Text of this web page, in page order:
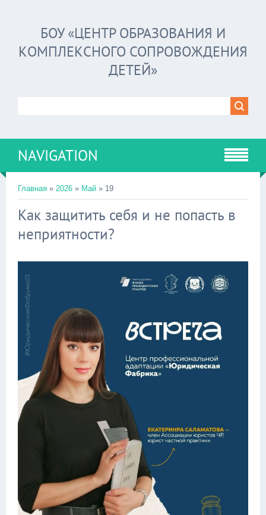
БОУ «ЦЕНТР ОБРАЗОВАНИЯ И
КОМПЛЕКСНОГО СОПРОВОЖДЕНИЯ
ДЕТЕЙ»
NAVIGATION
Главная » 2026 » Май » 19
Как защитить себя и не попасть в
неприятности?